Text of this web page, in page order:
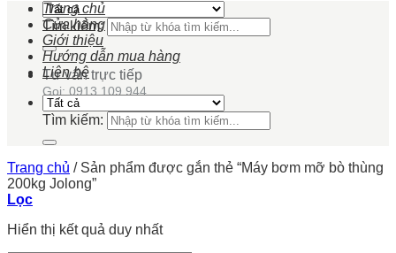
Tìm kiếm:
Tư vấn trực tiếp
Gọi: 0913 109 944
Trang chủ
Cửa hàng
Giới thiệu
Hướng dẫn mua hàng
Liên hệ
Tìm kiếm:
Trang chủ /Sản phẩm được gắn thẻ “Máy bơm mỡ bò thùng
200kg Jolong”
Lọc
Hiển thị kết quả duy nhất